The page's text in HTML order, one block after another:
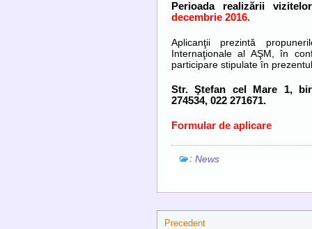
Perioada realizării
decembrie 2016.
Aplicanţii prezintă
Internaţionale al AŞM, în
participare stipulate în
Str. Ştefan cel Mare 1,
274534, 022 271671.
Formular de aplicare
: News
Precedent